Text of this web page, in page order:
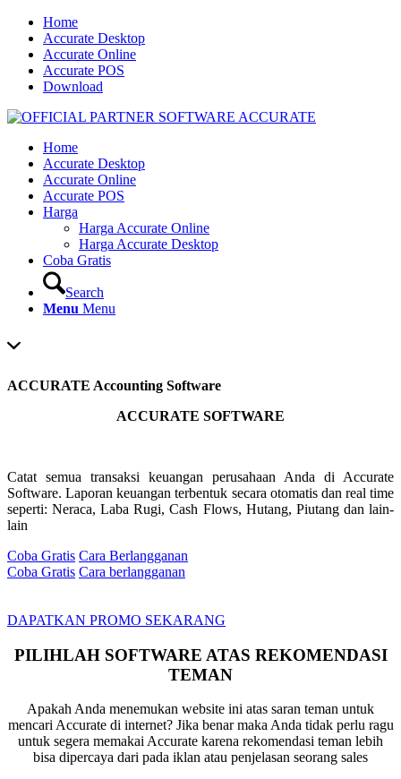
Home
Accurate Desktop
Accurate Online
Accurate POS
Download
Home
Accurate Desktop
Accurate Online
Accurate POS
Harga
Harga Accurate Online
Harga Accurate Desktop
Coba Gratis
Search
Menu Menu
ACCURATE Accounting Software
ACCURATE SOFTWARE
Catat semua transaksi keuangan perusahaan Anda di Accurate
Software. Laporan keuangan terbentuk secara otomatis dan real time
seperti: Neraca, Laba Rugi, Cash Flows, Hutang, Piutang dan lain-
lain
Coba Gratis Cara Berlangganan
Coba Gratis Cara berlangganan
DAPATKAN PROMO SEKARANG
PILIHLAH SOFTWARE ATAS REKOMENDASI
TEMAN
Apakah Anda menemukan website ini atas saran teman untuk
mencari Accurate di internet? Jika benar maka Anda tidak perlu ragu
untuk segera memakai Accurate karena rekomendasi teman lebih
bisa dipercaya dari pada iklan atau penjelasan seorang sales